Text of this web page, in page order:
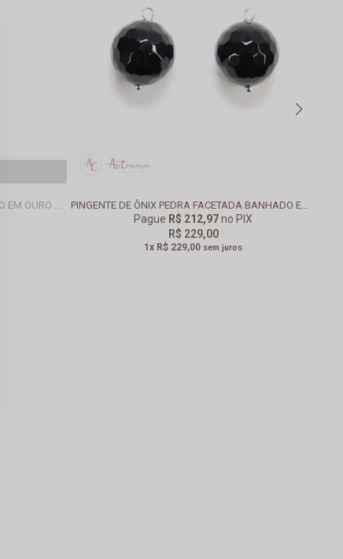
PINGENTE DE JADE LARANJA BANHADO EM OURO 18K PINGENTE DE ÔNIX PEDRA FACETADA BANHADO EM PRATA
Pague R$ 212,97no PIX
R$ 229,00
1x R$ 229,00 sem juros